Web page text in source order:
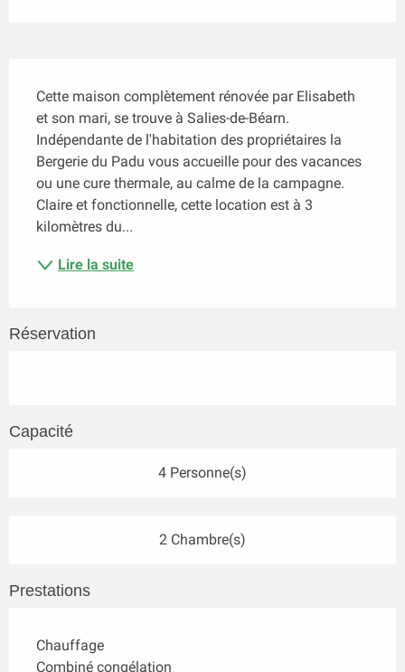
Cette maison complètement rénovée par Elisabeth
et son mari, se trouve à Salies-de-Béarn.
Indépendante de l'habitation des propriétaires la
Bergerie du Padu vous accueille pour des vacances
ou une cure thermale, au calme de la campagne.
Claire et fonctionnelle, cette location est à 3
kilomètres du...
Lire la suite
Réservation
Capacité
4 Personne(s)
2 Chambre(s)
Prestations
Chauffage
Combiné congélation